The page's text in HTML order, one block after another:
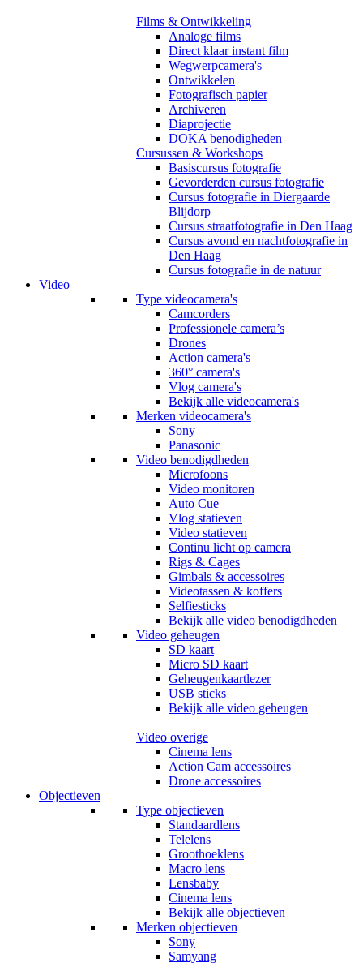
Films & Ontwikkeling
Analoge films
Direct klaar instant film
Wegwerpcamera's
Ontwikkelen
Fotografisch papier
Archiveren
Diaprojectie
DOKA benodigheden
Cursussen & Workshops
Basiscursus fotografie
Gevorderden cursus fotografie
Cursus fotografie in Diergaarde
Blijdorp
Cursus straatfotografie in Den Haag
Cursus avond en nachtfotografie in
Den Haag
Cursus fotografie in de natuur
Video
Type videocamera's
Camcorders
Professionele camera’s
Drones
Action camera's
360° camera's
Vlog camera's
Bekijk alle videocamera's
Merken videocamera's
Sony
Panasonic
Video benodigdheden
Microfoons
Video monitoren
Auto Cue
Vlog statieven
Video statieven
Continu licht op camera
Rigs & Cages
Gimbals & accessoires
Videotassen & koffers
Selfiesticks
Bekijk alle video benodigdheden
Video geheugen
SD kaart
Micro SD kaart
Geheugenkaartlezer
USB sticks
Bekijk alle video geheugen
Video overige
Cinema lens
Action Cam accessoires
Drone accessoires
Objectieven
Type objectieven
Standaardlens
Telelens
Groothoeklens
Macro lens
Lensbaby
Cinema lens
Bekijk alle objectieven
Merken objectieven
Sony
Samyang